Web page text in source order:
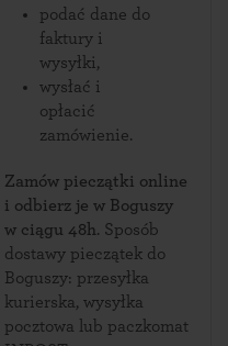
podać dane do
faktury i
wysyłki,
wysłać i
opłacić
zamówienie.
Zamów pieczątki online
i odbierz je w Boguszy
w ciągu 48h. Sposób
dostawy pieczątek do
Boguszy: przesyłka
kurierska, wysyłka
pocztowa lub paczkomat